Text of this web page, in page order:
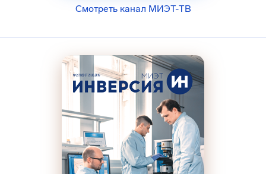
Смотреть канал МИЭТ-ТВ